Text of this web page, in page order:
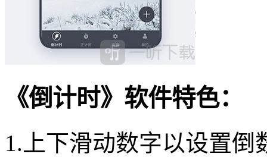
《倒计时》软件特色：
1.上下滑动数字以设置倒